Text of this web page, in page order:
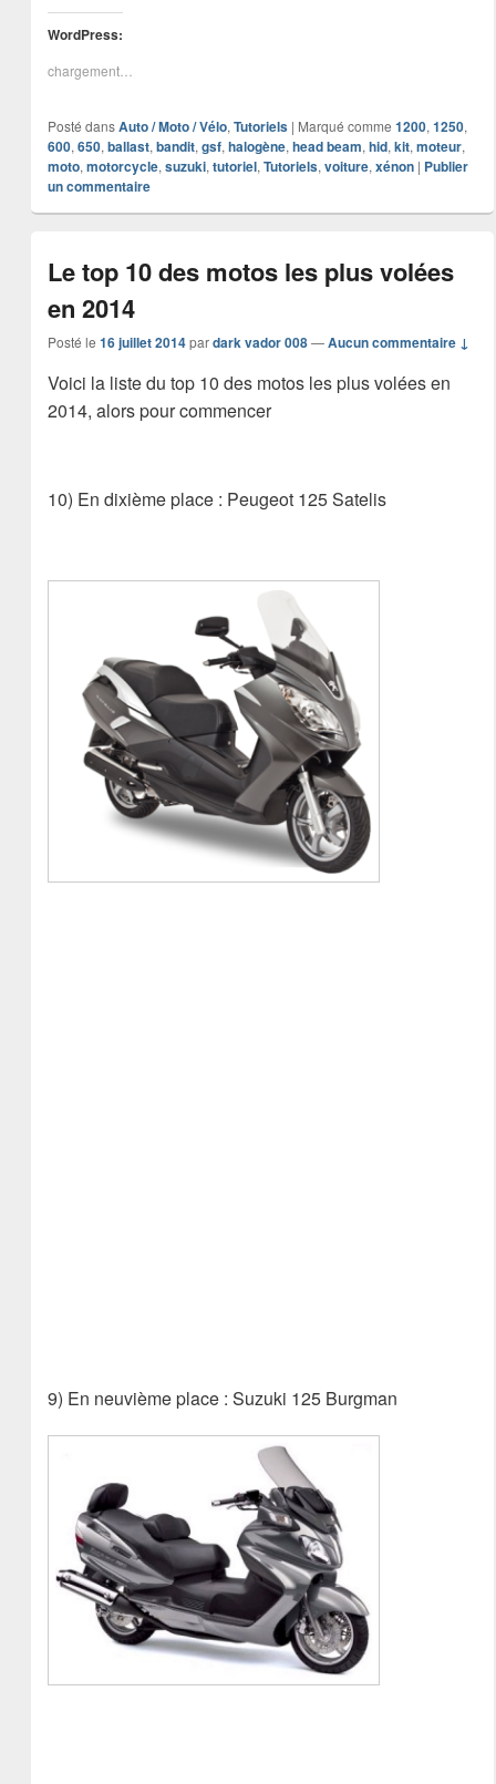
WordPress:
chargement…
Posté dans Auto / Moto / Vélo, Tutoriels | Marqué comme 1200, 1250,
600, 650, ballast, bandit, gsf, halogène, head beam, hid, kit, moteur,
moto, motorcycle, suzuki, tutoriel, Tutoriels, voiture, xénon | Publier
un commentaire
Le top 10 des motos les plus volées
en 2014
Posté le 16 juillet 2014 pardark vador 008 —Aucun commentaire ↓
Voici la liste du top 10 des motos les plus volées en
2014, alors pour commencer
10) En dixième place : Peugeot 125 Satelis
9) En neuvième place : Suzuki 125 Burgman